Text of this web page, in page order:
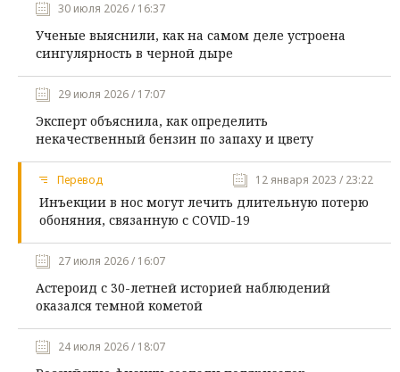
30 июля 2026 / 16:37
Ученые выяснили, как на самом деле устроена
сингулярность в черной дыре
29 июля 2026 / 17:07
Эксперт объяснила, как определить
некачественный бензин по запаху и цвету
Перевод 12 января 2023 / 23:22
Инъекции в нос могут лечить длительную потерю
обоняния, связанную с COVID-19
27 июля 2026 / 16:07
Астероид с 30-летней историей наблюдений
оказался темной кометой
24 июля 2026 / 18:07